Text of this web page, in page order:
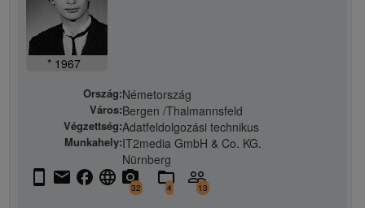
* 1967
Ország:Németország
Város:Bergen /Thalmannsfeld
Végzettség:Adatfeldolgozási technikus
Munkahely:IT2media GmbH & Co. KG.
Nürnberg
stay_current_portrait email facebook language camera_alt
32
folder_open
4
people_outline
13